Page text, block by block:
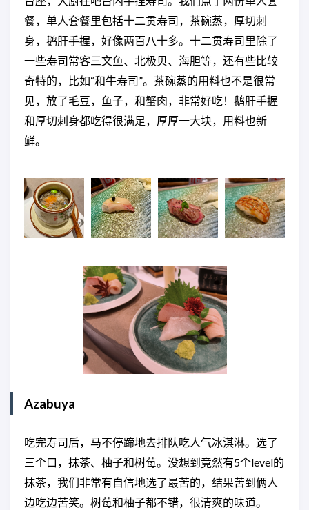
餐，单人套餐里包括十二贯寿司，茶碗蒸，厚切刺
身，鹅肝手握，好像两百八十多。十二贯寿司里除了
一些寿司常客三文鱼、北极贝、海胆等，还有些比较
奇特的，比如“和牛寿司”。茶碗蒸的用料也不是很常
见，放了毛豆，鱼子，和蟹肉，非常好吃！鹅肝手握
和厚切刺身都吃得很满足，厚厚一大块，用料也新
鲜。
Azabuya
吃完寿司后，马不停蹄地去排队吃人气冰淇淋。选了
三个口，抹茶、柚子和树莓。没想到竟然有5个level的
抹茶，我们非常有自信地选了最苦的，结果苦到俩人
边吃边苦笑。树莓和柚子都不错，很清爽的味道。